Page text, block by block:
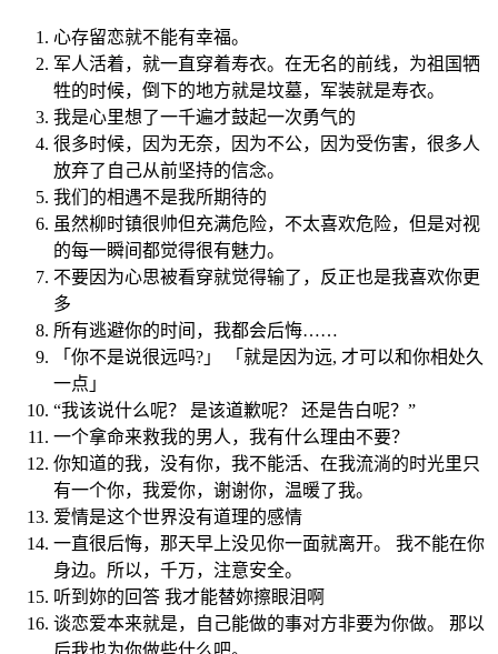
心存留恋就不能有幸福。
军人活着，就一直穿着寿衣。在无名的前线，为祖国牺
牲的时候，倒下的地方就是坟墓，军装就是寿衣。
我是心里想了一千遍才鼓起一次勇气的
很多时候，因为无奈，因为不公，因为受伤害，很多人
放弃了自己从前坚持的信念。
我们的相遇不是我所期待的
虽然柳时镇很帅但充满危险，不太喜欢危险，但是对视
的每一瞬间都觉得很有魅力。
不要因为心思被看穿就觉得输了，反正也是我喜欢你更
多
所有逃避你的时间，我都会后悔……
「你不是说很远吗?」 「就是因为远, 才可以和你相处久
一点」
“我该说什么呢？ 是该道歉呢？ 还是告白呢？”
一个拿命来救我的男人，我有什么理由不要？
你知道的我，没有你，我不能活、在我流淌的时光里只
有一个你，我爱你，谢谢你，温暖了我。
爱情是这个世界没有道理的感情
一直很后悔，那天早上没见你一面就离开。 我不能在你
身边。所以，千万，注意安全。
听到妳的回答 我才能替妳擦眼泪啊
谈恋爱本来就是，自己能做的事对方非要为你做。 那以